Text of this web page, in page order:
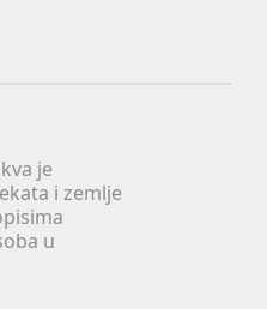
je
i zemlje
u